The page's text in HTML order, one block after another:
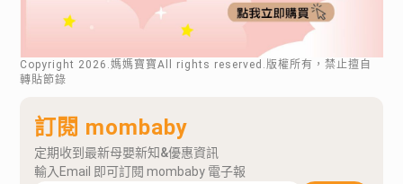
Copyright 2026 .媽媽寶寶All rights reserved.版權所有，禁止擅自
轉貼節錄
訂閱 mombaby
定期收到最新母嬰新知&優惠資訊
輸入Email 即可訂閱 mombaby 電子報